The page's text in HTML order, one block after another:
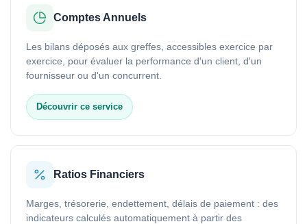
Comptes Annuels
Les bilans déposés aux greffes, accessibles exercice par
exercice, pour évaluer la performance d'un client, d'un
fournisseur ou d'un concurrent.
Découvrir ce service
Ratios Financiers
Marges, trésorerie, endettement, délais de paiement : des
indicateurs calculés automatiquement à partir des